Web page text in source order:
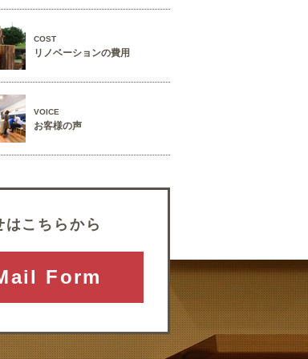
COST
リノベーションの費用
VOICE
お客様の声
こちらから
Form